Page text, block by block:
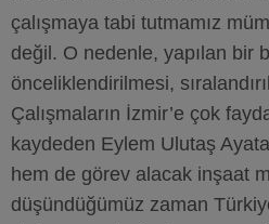
çalışmaya tabi tutmamız
değil. O nedenle, yapılan bir
önceliklendirilmesi,
Çalışmaların İzmir’e çok
kaydeden Eylem Ulutaş
hem de görev alacak inşaat
düşündüğümüz zaman